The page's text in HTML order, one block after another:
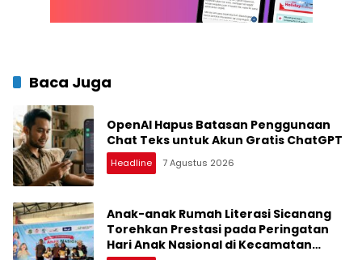
Baca Juga
OpenAI Hapus Batasan Penggunaan
Chat Teks untuk Akun Gratis ChatGPT
Headline 7 Agustus 2026
Anak-anak Rumah Literasi Sicanang
Torehkan Prestasi pada Peringatan
Hari Anak Nasional di Kecamatan